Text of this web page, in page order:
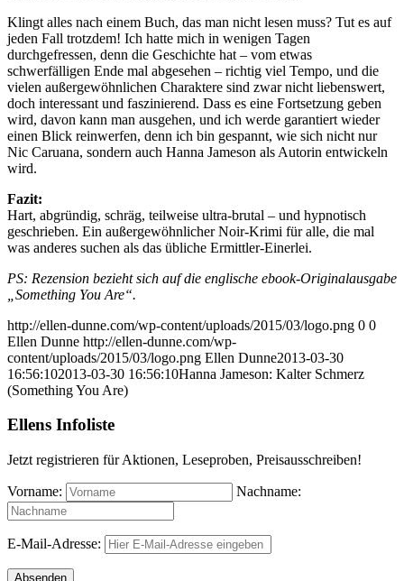
Klingt alles nach einem Buch, das man nicht lesen muss? Tut es auf
jeden Fall trotzdem! Ich hatte mich in wenigen Tagen
durchgefressen, denn die Geschichte hat – vom etwas
schwerfälligen Ende mal abgesehen – richtig viel Tempo, und die
vielen außergewöhnlichen Charaktere sind zwar nicht liebenswert,
doch interessant und faszinierend. Dass es eine Fortsetzung geben
wird, davon kann man ausgehen, und ich werde garantiert wieder
einen Blick reinwerfen, denn ich bin gespannt, wie sich nicht nur
Nic Caruana, sondern auch Hanna Jameson als Autorin entwickeln
wird.
Fazit:
Hart, abgründig, schräg, teilweise ultra-brutal – und hypnotisch
geschrieben. Ein außergewöhnlicher Noir-Krimi für alle, die mal
was anderes suchen als das übliche Ermittler-Einerlei.
PS: Rezension bezieht sich auf die englische ebook-Originalausgabe
„Something You Are“.
http://ellen-dunne.com/wp-content/uploads/2015/03/logo.png 0 0
Ellen Dunne http://ellen-dunne.com/wp-
content/uploads/2015/03/logo.png Ellen Dunne2013-03-30
16:56:102013-03-30 16:56:10Hanna Jameson: Kalter Schmerz
(Something You Are)
Ellens Infoliste
Jetzt registrieren für Aktionen, Leseproben, Preisausschreiben!
Vorname: Nachname:
E-Mail-Adresse: